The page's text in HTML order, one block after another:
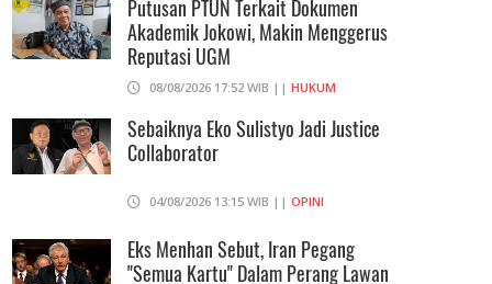
06/08/2026 19:02 WIB || KEUANGAN
Ratusan Senjata Api Dan Narkoba
Ditemukan Di Ruang Kepala Yayasan
Sekolah Di Jaksel
06/08/2026 17:40 WIB ||
Putusan PTUN Terkait Dokumen
Akademik Jokowi, Makin Menggerus
Reputasi UGM
08/08/2026 17:52 WIB || HUKUM
Sebaiknya Eko Sulistyo Jadi Justice
Collaborator
04/08/2026 13:15 WIB || OPINI
Eks Menhan Sebut, Iran Pegang
"Semua Kartu" Dalam Perang Lawan